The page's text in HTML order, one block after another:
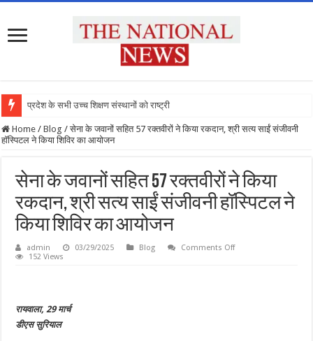
प्रदेश के सभी उच्च शिक्षण संस्थानों को राष्ट्रीय शि
Home / Blog / सेना के जवानों सहित 57 रक्तवीरों ने किया रकदान, श्री सत्य साईं संजीवनी
हॉस्पिटल ने किया शिविर का आयोजन
सेना के जवानों सहित 57 रक्तवीरों ने किया
रकदान, श्री सत्य साईं संजीवनी हॉस्पिटल ने
किया शिविर का आयोजन
admin 03/29/2025 Blog Comments Offon
152 Views
रायवाला, 29 मार्च
डीएस सुरियाल